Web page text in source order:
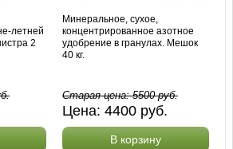
летней
2
Минеральное, сухое,
концентрированное азотное
удобрение в гранулах. Мешок
40 кг.
Старая цена:5500руб.
Цена: 4400 руб.
В корзину